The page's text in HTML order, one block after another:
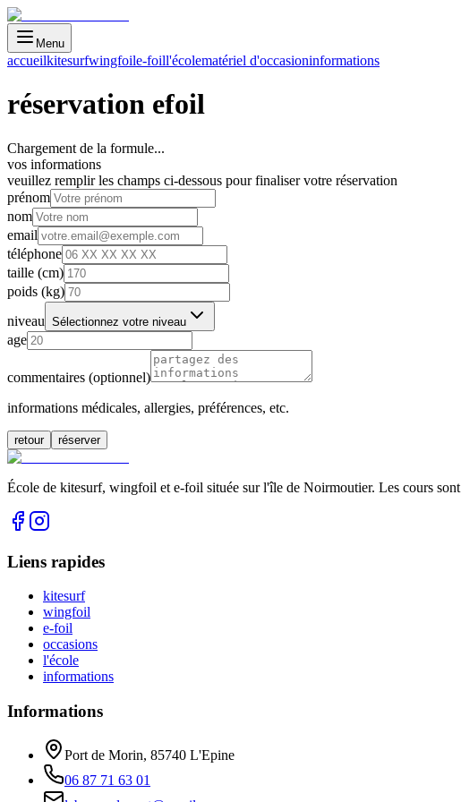
Menu
accueilkitesurfwingfoile-foill'écolematériel d'occasioninformations
réservation efoil
Chargement de la formule...
vos informations
veuillez remplir les champs ci-dessous pour finaliser votre réservation
prénom
nom
email
téléphone
taille (cm)
poids (kg)
niveau Sélectionnez votre niveau
age
commentaires (optionnel)
informations médicales, allergies, préférences, etc.
retour réserver
École de kitesurf, wingfoil et e-foil située sur l'île de Noirmoutier. Les cours
Liens rapides
kitesurf
wingfoil
e-foil
occasions
l'école
informations
Informations
Port de Morin, 85740 L'Epine
06 87 71 63 01